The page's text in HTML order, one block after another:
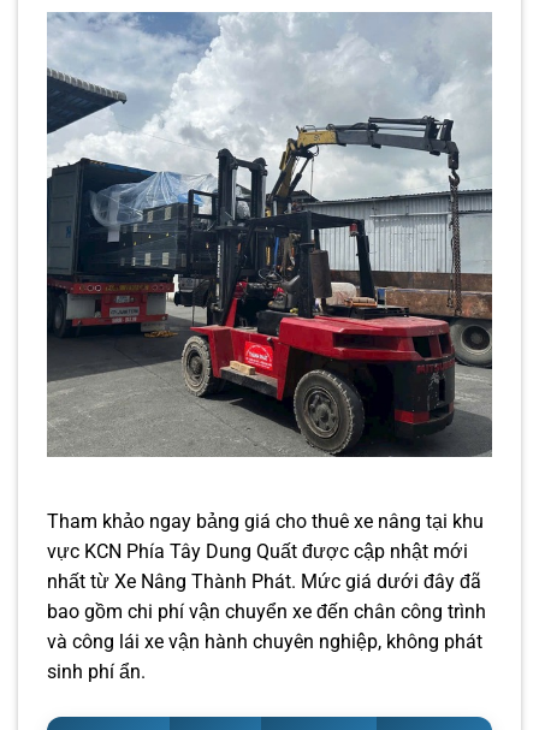
Tham khảo ngay bảng giá cho thuê xe nâng tại khu
vực KCN Phía Tây Dung Quất được cập nhật mới
nhất từ Xe Nâng Thành Phát. Mức giá dưới đây đã
bao gồm chi phí vận chuyển xe đến chân công trình
và công lái xe vận hành chuyên nghiệp, không phát
sinh phí ẩn.